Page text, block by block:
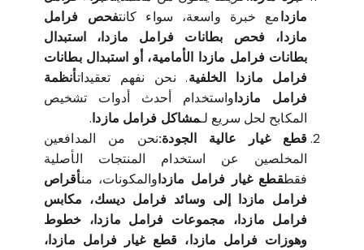
مازدامع خبرة واسعة، سواء كانتفحص فرامل
مازدا، فحص بطانات فرامل مازدا، استبدال
بطانات فرامل مازدا الأمامية، أو استبدال بطانات
فرامل مازدا الخلفية. نحن نفهم تعقيداتأنظمة
فرامل مازداواستخدام أحدث أدوات تشخيص
المكابح لحل سريع لـمشاكل فرامل مازدا.
قطع غيار عالية الجودة:نحن من المدافعين
المخلصين عن استخدام المنتجات الأصلية
فقطقطع غيار فرامل مازداوالمكونات، منأقراص
فرامل مازدا إلى وسائد فرامل ديسك، مكابس
فرامل مازدا، مجموعات فرامل مازدا، خطوط
وهوزات فرامل مازدا، قطع غيار فرامل مازدا،